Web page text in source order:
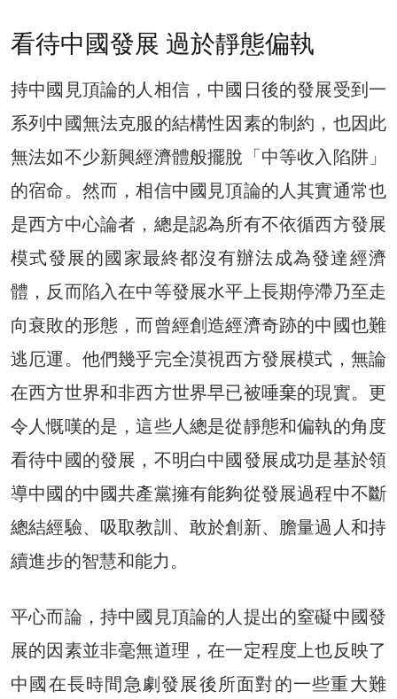
看待中國發展 過於靜態偏執
持中國見頂論的人相信，中國日後的發展受到一
系列中國無法克服的結構性因素的制約，也因此
無法如不少新興經濟體般擺脫「中等收入陷阱」
的宿命。然而，相信中國見頂論的人其實通常也
是西方中心論者，總是認為所有不依循西方發展
模式發展的國家最終都沒有辦法成為發達經濟
體，反而陷入在中等發展水平上長期停滯乃至走
向衰敗的形態，而曾經創造經濟奇跡的中國也難
逃厄運。他們幾乎完全漠視西方發展模式，無論
在西方世界和非西方世界早已被唾棄的現實。更
令人慨嘆的是，這些人總是從靜態和偏執的角度
看待中國的發展，不明白中國發展成功是基於領
導中國的中國共產黨擁有能夠從發展過程中不斷
總結經驗、吸取教訓、敢於創新、膽量過人和持
續進步的智慧和能力。
平心而論，持中國見頂論的人提出的窒礙中國發
展的因素並非毫無道理，在一定程度上也反映了
中國在長時間急劇發展後所面對的一些重大難